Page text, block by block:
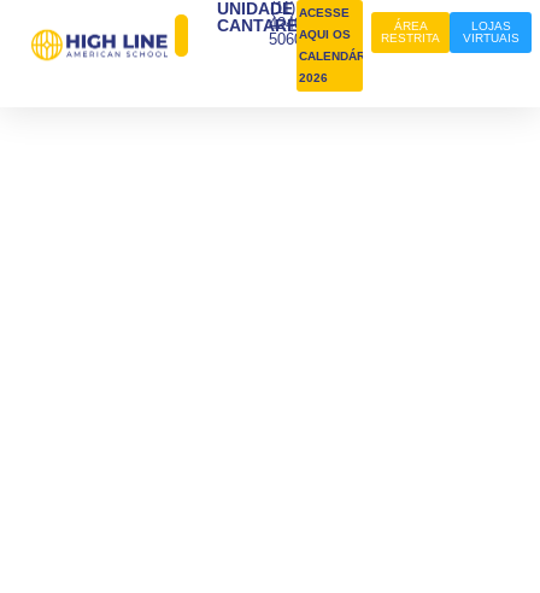
UNIDADE
CANTAREIRA
(11)
4240-
5060
ACESSE
AQUI OS
CALENDÁRIOS
2026
ÁREA
RESTRITA
LOJAS
VIRTUAIS